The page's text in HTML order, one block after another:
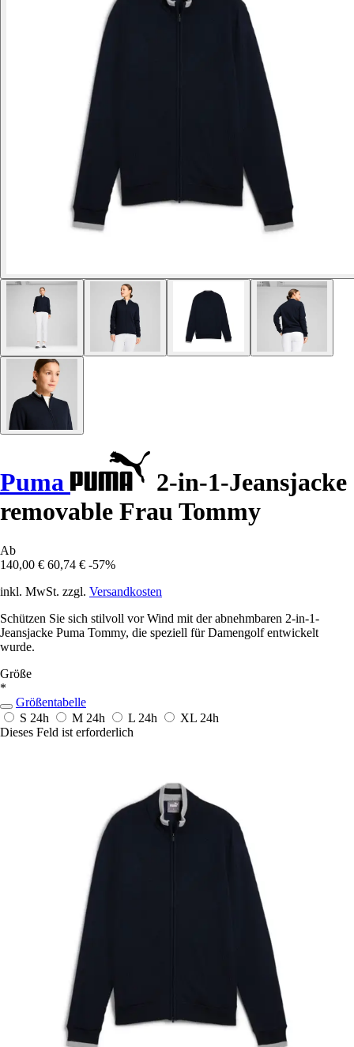
Puma
2-in-1-Jeansjacke
removable Frau Tommy
Ab
140,00 € 60,74 € -57%
inkl. MwSt. zzgl. Versandkosten
Schützen Sie sich stilvoll vor Wind mit der abnehmbaren 2-in-1-
Jeansjacke Puma Tommy, die speziell für Damengolf entwickelt
wurde.
Größe
*
Größentabelle
S 24h M 24h L 24h XL 24h
Dieses Feld ist erforderlich